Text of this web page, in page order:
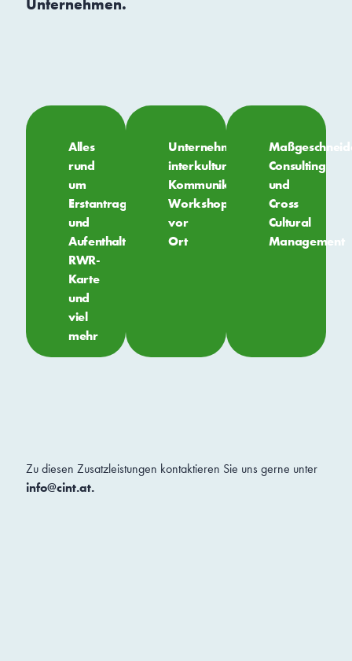
Unternehmen.
Alles
rund
um
Erstantrag
und
Aufenthaltstitel:
RWR-
Karte
und
viel
mehr
Unternehmensspezifische
interkulturelle
Kommunikations-
Workshops
vor
Ort
Consulting
und
Cross
Cultural
Management
Zu diesen Zusatzleistungen kontaktieren Sie uns gerne unter
info@cint.at.